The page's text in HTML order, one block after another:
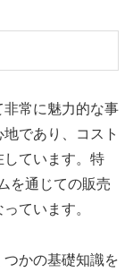
常に魅力的な事
であり、コスト
ています。特
を通じての販売
ています。
かの基礎知識を